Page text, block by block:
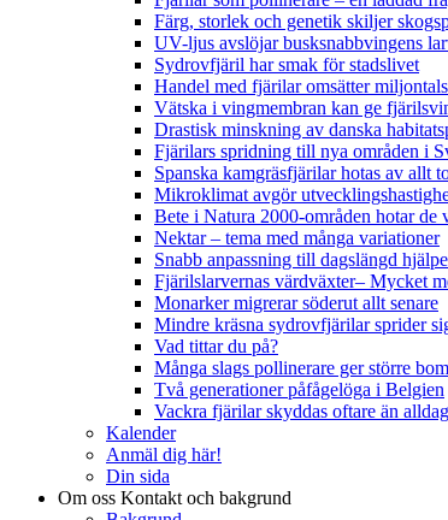
Färg, storlek och genetik skiljer
UV-ljus avslöjar busksnabbvingens
Sydrovfjäril har smak för stadslivet
Handel med fjärilar omsätter
Vätska i vingmembran kan ge
Drastisk minskning av danska
Fjärilars spridning till nya områden i
Spanska kamgräsfjärilar hotas av allt
Mikroklimat avgör
Bete i Natura 2000-områden hotar de
Nektar – tema med många variationer
Snabb anpassning till dagslängd
Fjärilslarvernas värdväxter– Mycket
Monarker migrerar söderut allt senare
Mindre kräsna sydrovfjärilar sprider
Vad tittar du på?
Många slags pollinerare ger större
Två generationer påfågelöga i Belgien
Vackra fjärilar skyddas oftare än
Kalender
Anmäl dig här!
Din sida
Om oss Kontakt och bakgrund